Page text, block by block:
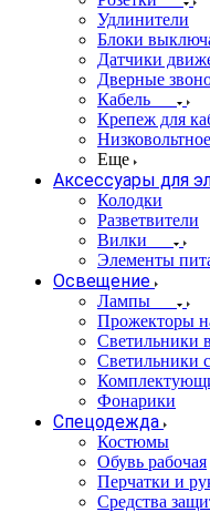
Удлинители
Блоки
Датчики
Дверные
Кабель
Крепеж для
Еще
Аксессуары для
Колодки
Разветвители
Вилки
Элементы
Освещение
Лампы
Прожекторы
Светильники
Светильники
Фонарики
Спецодежда
Костюмы
Обувь рабочая
Перчатки и
Средства